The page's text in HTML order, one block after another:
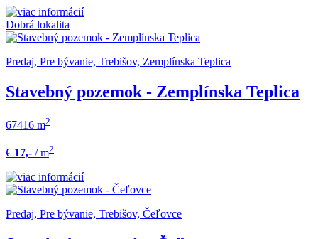
Dobrá lokalita
Predaj, Pre bývanie, Trebišov, Zemplínska Teplica
Stavebný pozemok - Zemplínska Teplica
67416 m2
€ 17,- / m2
Predaj, Pre bývanie, Trebišov, Čeľovce